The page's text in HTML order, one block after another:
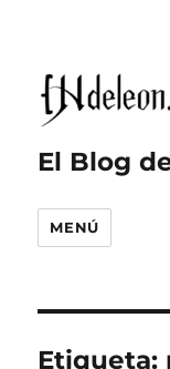
El Blog
MENÚ
Etiqueta: